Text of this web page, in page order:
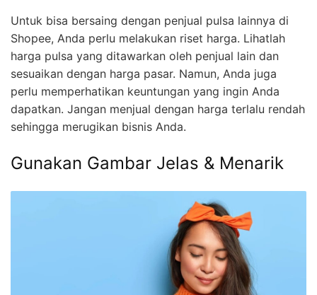
Untuk bisa bersaing dengan penjual pulsa lainnya di
Shopee, Anda perlu melakukan riset harga. Lihatlah
harga pulsa yang ditawarkan oleh penjual lain dan
sesuaikan dengan harga pasar. Namun, Anda juga
perlu memperhatikan keuntungan yang ingin Anda
dapatkan. Jangan menjual dengan harga terlalu rendah
sehingga merugikan bisnis Anda.
Gunakan Gambar Jelas & Menarik